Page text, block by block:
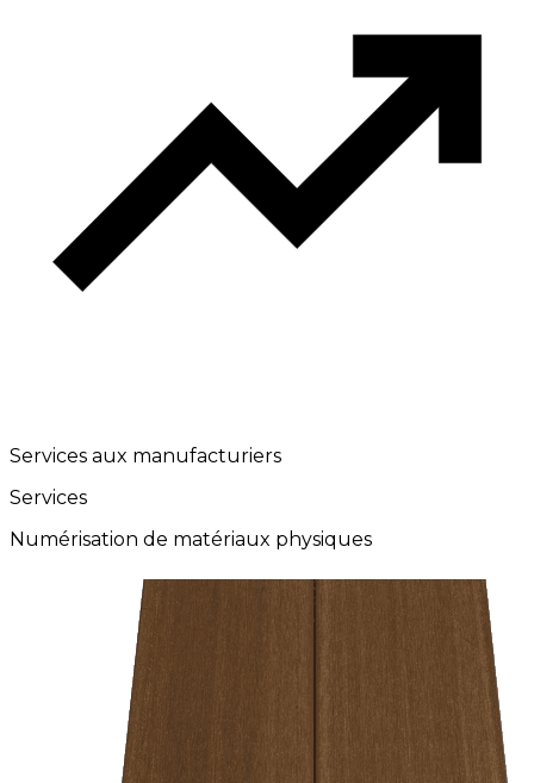
Services aux manufacturiers
Services
Numérisation de matériaux physiques